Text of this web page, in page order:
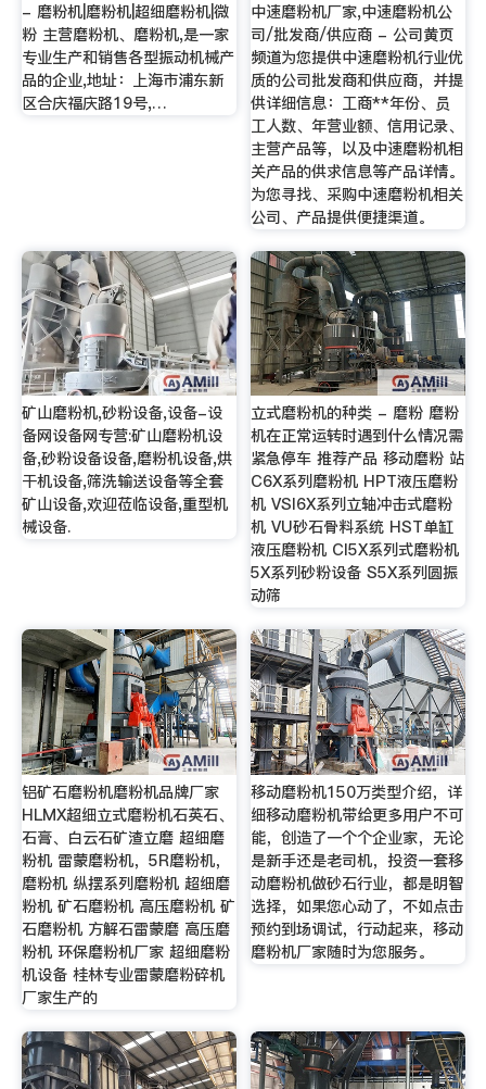
- 磨粉机|磨粉机|超细磨粉机|微
粉 主营磨粉机、磨粉机,是一家
专业生产和销售各型振动机械产
品的企业,地址：上海市浦东新
区合庆福庆路19号,…
中速磨粉机厂家,中速磨粉机公
司/批发商/供应商 - 公司黄页
频道为您提供中速磨粉机行业优
质的公司批发商和供应商，并提
供详细信息：工商**年份、员
工人数、年营业额、信用记录、
主营产品等，以及中速磨粉机相
关产品的供求信息等产品详情。
为您寻找、采购中速磨粉机相关
公司、产品提供便捷渠道。
矿山磨粉机,砂粉设备,设备-设
备网设备网专营:矿山磨粉机设
备,砂粉设备设备,磨粉机设备,烘
干机设备,筛洗输送设备等全套
矿山设备,欢迎莅临设备,重型机
械设备.
立式磨粉机的种类 - 磨粉 磨粉
机在正常运转时遇到什么情况需
紧急停车 推荐产品 移动磨粉 站
C6X系列磨粉机 HPT液压磨粉
机 VSI6X系列立轴冲击式磨粉
机 VU砂石骨料系统 HST单缸
液压磨粉机 CI5X系列式磨粉机
5X系列砂粉设备 S5X系列圆振
动筛
铝矿石磨粉机磨粉机品牌厂家
HLMX超细立式磨粉机石英石、
石膏、白云石矿渣立磨 超细磨
粉机 雷蒙磨粉机，5R磨粉机，
磨粉机 纵摆系列磨粉机 超细磨
粉机 矿石磨粉机 高压磨粉机 矿
石磨粉机 方解石雷蒙磨 高压磨
粉机 环保磨粉机厂家 超细磨粉
机设备 桂林专业雷蒙磨粉碎机
厂家生产的
移动磨粉机150万类型介绍，详
细移动磨粉机带给更多用户不可
能，创造了一个个企业家，无论
是新手还是老司机，投资一套移
动磨粉机做砂石行业，都是明智
选择，如果您心动了，不如点击
预约到场调试，行动起来，移动
磨粉机厂家随时为您服务。